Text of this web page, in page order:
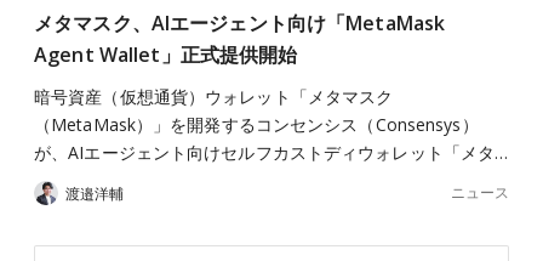
メタマスク、AIエージェント向け「MetaMask
Agent Wallet」正式提供開始
暗号資産（仮想通貨）ウォレット「メタマスク
（MetaMask）」を開発するコンセンシス（Consensys）
が、AIエージェント向けセルフカストディウォレット「メタ…
渡邉洋輔 ニュース